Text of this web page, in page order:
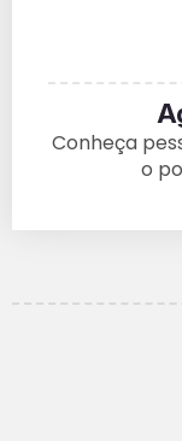
Conheça
o